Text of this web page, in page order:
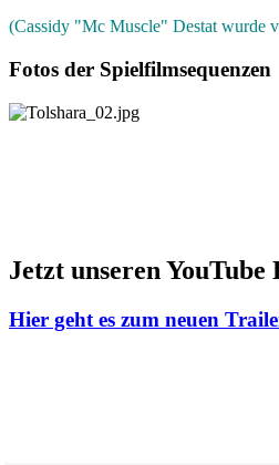
(Cassidy "Mc Muscle" Destat wurde
Fotos der Spielfilmsequenzen
Jetzt unseren
Hier geht es zum neuen